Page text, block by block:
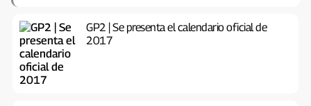
GP2 | Se presenta el calendario oficial de
2017